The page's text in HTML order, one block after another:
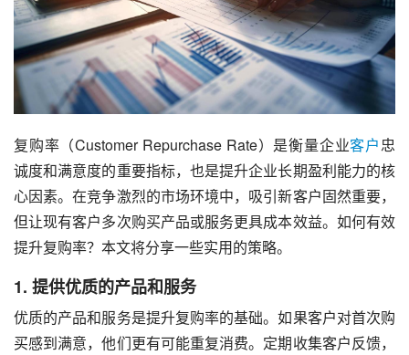
复购率（Customer Repurchase Rate）是衡量企业客户忠
诚度和满意度的重要指标，也是提升企业长期盈利能力的核
心因素。在竞争激烈的市场环境中，吸引新客户固然重要，
但让现有客户多次购买产品或服务更具成本效益。如何有效
提升复购率？本文将分享一些实用的策略。
1. 提供优质的产品和服务
优质的产品和服务是提升复购率的基础。如果客户对首次购
买感到满意，他们更有可能重复消费。定期收集客户反馈，